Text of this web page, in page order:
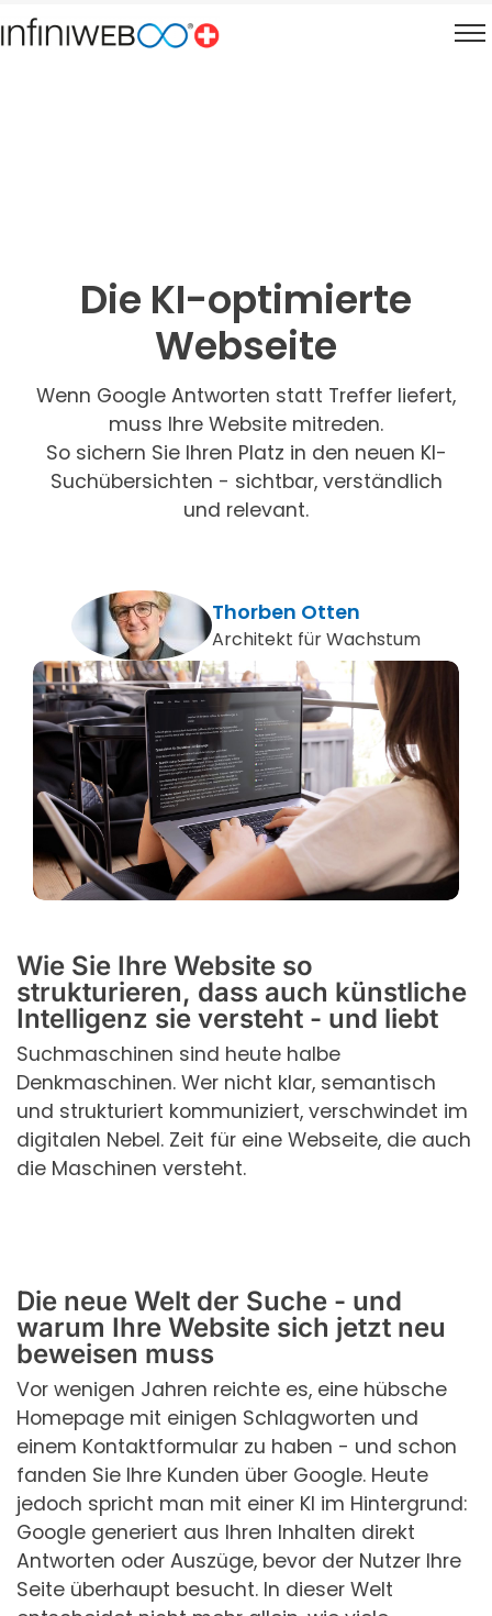
Die KI-optimierte
Webseite
Wenn Google Antworten statt Treffer liefert,
muss Ihre Website mitreden.
So sichern Sie Ihren Platz in den neuen KI-
Suchübersichten - sichtbar, verständlich
und relevant.
Thorben Otten
Architekt für Wachstum
Wie Sie Ihre Website so
strukturieren, dass auch künstliche
Intelligenz sie versteht - und liebt
Suchmaschinen sind heute halbe
Denkmaschinen. Wer nicht klar, semantisch
und strukturiert kommuniziert, verschwindet im
digitalen Nebel. Zeit für eine Webseite, die auch
die Maschinen versteht.
Die neue Welt der Suche - und
warum Ihre Website sich jetzt neu
beweisen muss
Vor wenigen Jahren reichte es, eine hübsche
Homepage mit einigen Schlagworten und
einem Kontaktformular zu haben - und schon
fanden Sie Ihre Kunden über Google. Heute
jedoch spricht man mit einer KI im Hintergrund:
Google generiert aus Ihren Inhalten direkt
Antworten oder Auszüge, bevor der Nutzer Ihre
Seite überhaupt besucht. In dieser Welt